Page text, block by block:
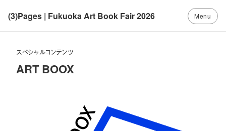
(3)Pages | Fukuoka Art Book Fair 2026
スペシャルコンテンツ
ART BOOX